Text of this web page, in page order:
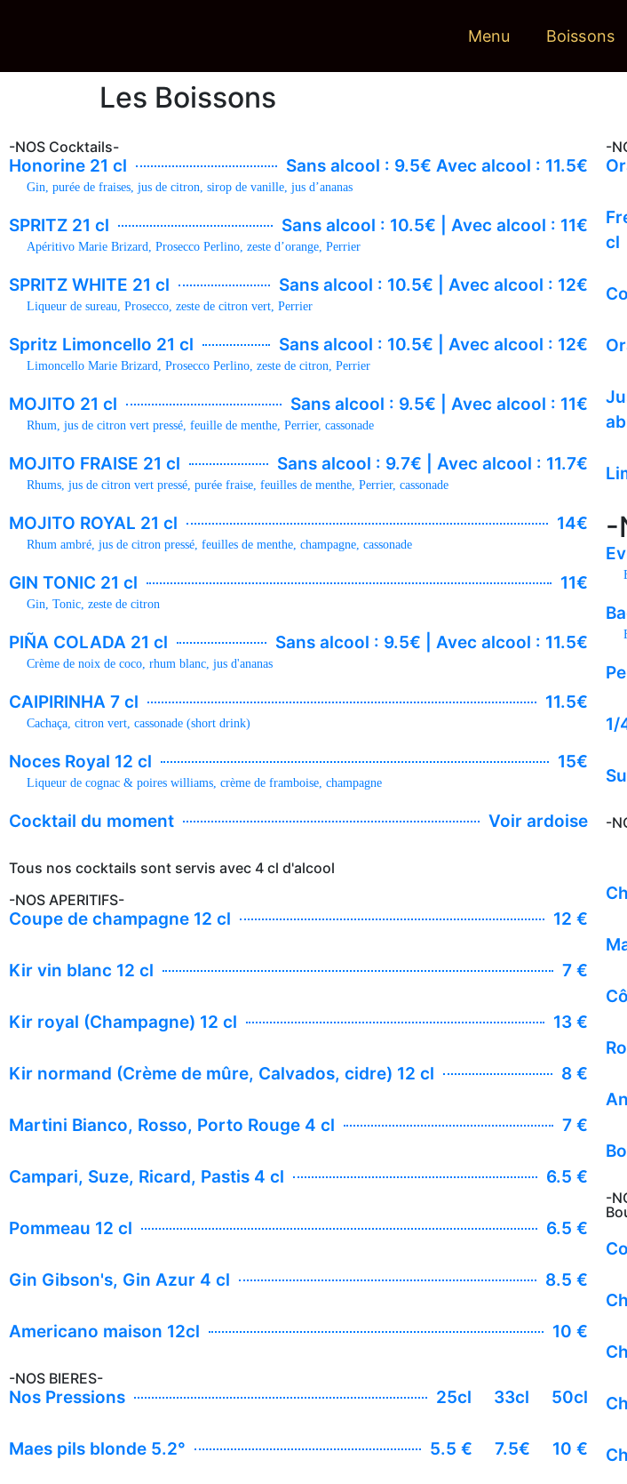
Menu Boissons
Les Boissons
-NOS Cocktails-
Honorine 21 cl Sans alcool : 9.5€ Avec alcool : 11.5€
Gin, purée de fraises, jus de citron, sirop de vanille, jus d’ananas
SPRITZ 21 cl Sans alcool : 10.5€ | Avec alcool : 11€
Apéritivo Marie Brizard, Prosecco Perlino, zeste d’orange, Perrier
SPRITZ WHITE 21 cl Sans alcool : 10.5€ | Avec alcool : 12€
Liqueur de sureau, Prosecco, zeste de citron vert, Perrier
Spritz Limoncello 21 cl Sans alcool : 10.5€ | Avec alcool : 12€
Limoncello Marie Brizard, Prosecco Perlino, zeste de citron, Perrier
MOJITO 21 cl Sans alcool : 9.5€ | Avec alcool : 11€
Rhum, jus de citron vert pressé, feuille de menthe, Perrier, cassonade
MOJITO FRAISE 21 cl Sans alcool : 9.7€ | Avec alcool : 11.7€
Rhums, jus de citron vert pressé, purée fraise, feuilles de menthe, Perrier, cassonade
MOJITO ROYAL 21 cl 14€
Rhum ambré, jus de citron pressé, feuilles de menthe, champagne, cassonade
GIN TONIC 21 cl 11€
Gin, Tonic, zeste de citron
PIÑA COLADA 21 cl Sans alcool : 9.5€ | Avec alcool : 11.5€
Crème de noix de coco, rhum blanc, jus d'ananas
CAIPIRINHA 7 cl 11.5€
Cachaça, citron vert, cassonade (short drink)
Noces Royal 12 cl 15€
Liqueur de cognac & poires williams, crème de framboise, champagne
Cocktail du moment Voir ardoise
Tous nos cocktails sont servis avec 4 cl d'alcool
-NOS APERITIFS-
Coupe de champagne 12 cl 12 €
Kir vin blanc 12 cl 7 €
Kir royal (Champagne) 12 cl 13 €
Kir normand (Crème de mûre, Calvados, cidre) 12 cl 8 €
Martini Bianco, Rosso, Porto Rouge 4 cl 7 €
Campari, Suze, Ricard, Pastis 4 cl 6.5 €
Pommeau 12 cl 6.5 €
Gin Gibson's, Gin Azur 4 cl 8.5 €
Americano maison 12cl 10 €
-NOS BIERES-
Nos Pressions 25cl 33cl 50cl
Maes pils blonde 5.2° 5.5 € 7.5€ 10 €
-
cl
-
1/
-
-